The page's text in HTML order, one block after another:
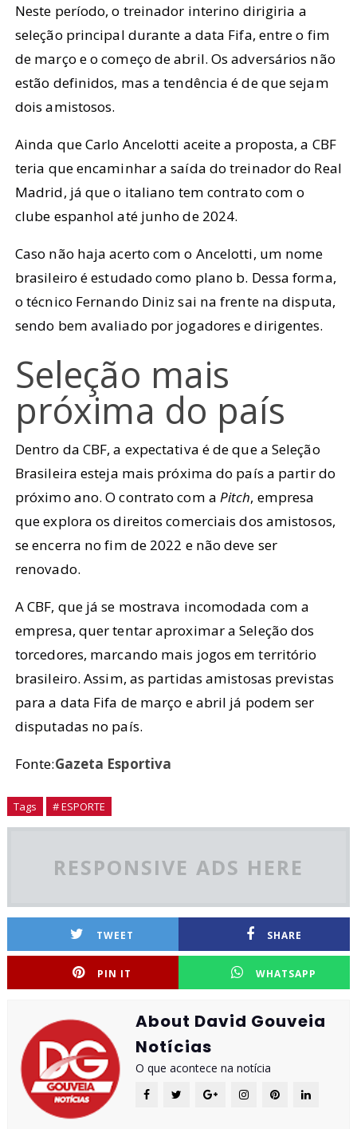
Neste período, o treinador interino dirigiria a
seleção principal durante a data Fifa, entre o fim
de março e o começo de abril. Os adversários não
estão definidos, mas a tendência é de que sejam
dois amistosos.
Ainda que Carlo Ancelotti aceite a proposta, a CBF
teria que encaminhar a saída do treinador do Real
Madrid, já que o italiano tem contrato com o
clube espanhol até junho de 2024.
Caso não haja acerto com o Ancelotti, um nome
brasileiro é estudado como plano b. Dessa forma,
o técnico Fernando Diniz sai na frente na disputa,
sendo bem avaliado por jogadores e dirigentes.
Seleção mais
próxima do país
Dentro da CBF, a expectativa é de que a Seleção
Brasileira esteja mais próxima do país a partir do
próximo ano. O contrato com a Pitch, empresa
que explora os direitos comerciais dos amistosos,
se encerra no fim de 2022 e não deve ser
renovado.
A CBF, que já se mostrava incomodada com a
empresa, quer tentar aproximar a Seleção dos
torcedores, marcando mais jogos em território
brasileiro. Assim, as partidas amistosas previstas
para a data Fifa de março e abril já podem ser
disputadas no país.
Fonte:Gazeta Esportiva
Tags # ESPORTE
RESPONSIVE ADS HERE
TWEET SHARE
PIN IT WHATSAPP
About David Gouveia
Notícias
O que acontece na notícia